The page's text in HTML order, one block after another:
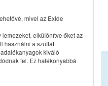
mivel az Exide
elkülönítve őket az
használni a szulfát
kiváló
fel. Ez hatékonyabbá